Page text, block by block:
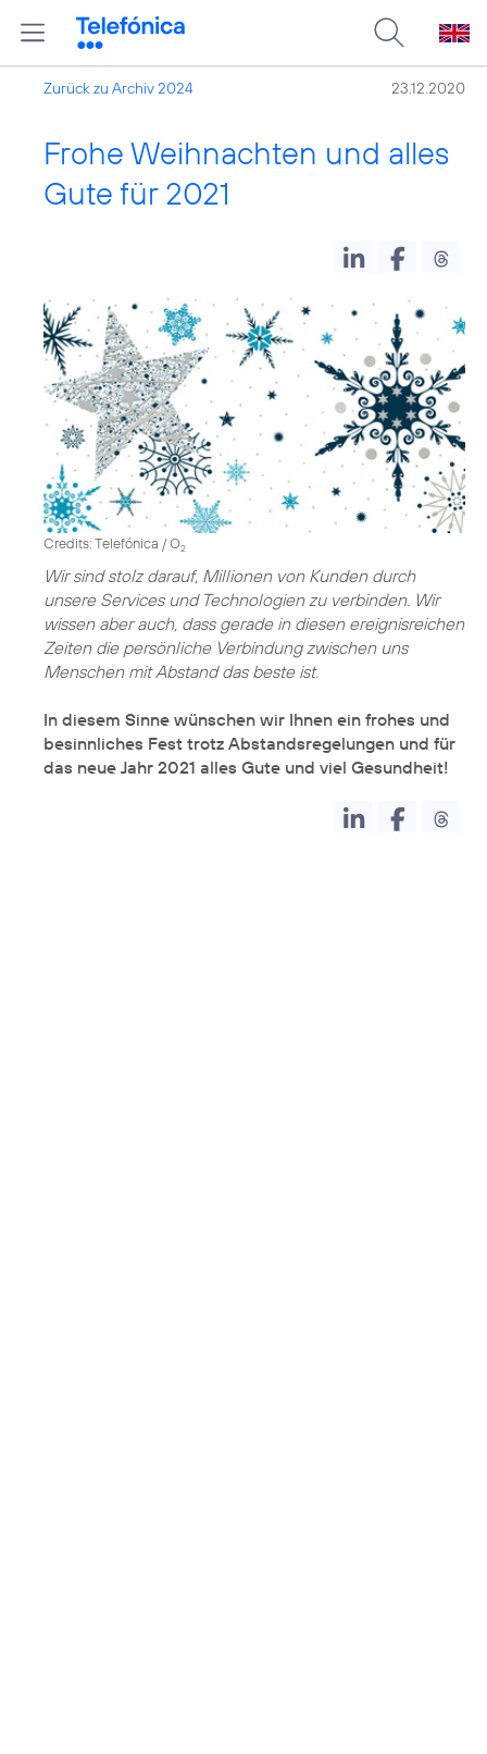
Zurück zu Archiv 2024 23.12.2020
Frohe Weihnachten und alles
Gute für 2021
Credits: Telefónica / O2
Wir sind stolz darauf, Millionen von Kunden durch
unsere Services und Technologien zu verbinden. Wir
wissen aber auch, dass gerade in diesen ereignisreichen
Zeiten die persönliche Verbindung zwischen uns
Menschen mit Abstand das beste ist.
In diesem Sinne wünschen wir Ihnen ein frohes und
besinnliches Fest trotz Abstandsregelungen und für
das neue Jahr 2021 alles Gute und viel Gesundheit!